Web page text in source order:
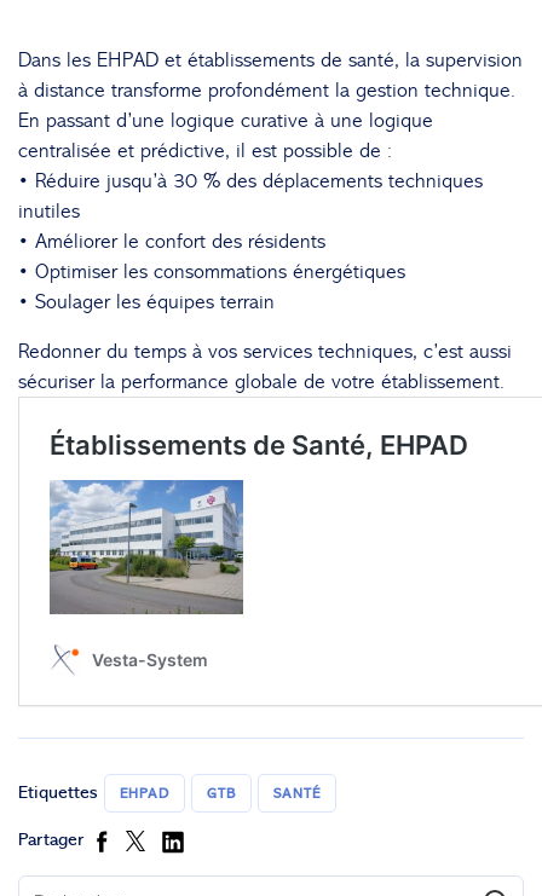
Dans les EHPAD et établissements de santé, la supervision
à distance transforme profondément la gestion technique.
En passant d’une logique curative à une logique
centralisée et prédictive, il est possible de :
• Réduire jusqu’à 30 % des déplacements techniques
inutiles
• Améliorer le confort des résidents
• Optimiser les consommations énergétiques
• Soulager les équipes terrain
Redonner du temps à vos services techniques, c’est aussi
sécuriser la performance globale de votre établissement.
Etiquettes EHPAD GTB SANTÉ
Partager